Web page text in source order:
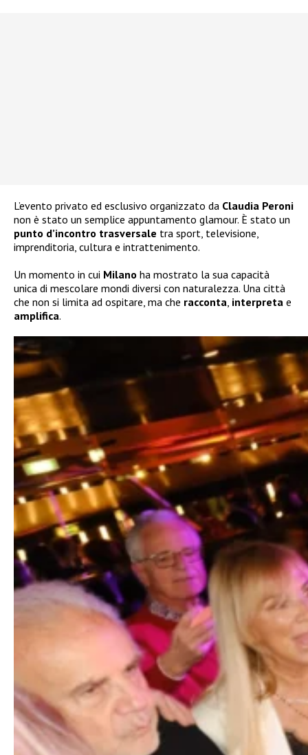
L’evento privato ed esclusivo organizzato da Claudia Peroni
non è stato un semplice appuntamento glamour. È stato un
punto d’incontro trasversale tra sport, televisione,
imprenditoria, cultura e intrattenimento.
Un momento in cui Milano ha mostrato la sua capacità
unica di mescolare mondi diversi con naturalezza. Una città
che non si limita ad ospitare, ma che racconta interpreta e
amplifica.